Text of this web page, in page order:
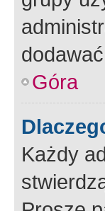
Góra
Każdy